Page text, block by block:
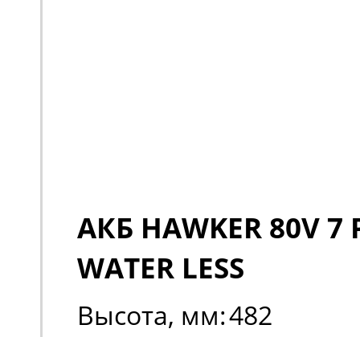
АКБ HAWKER 80V 7
WATER LESS
Высота, мм:482